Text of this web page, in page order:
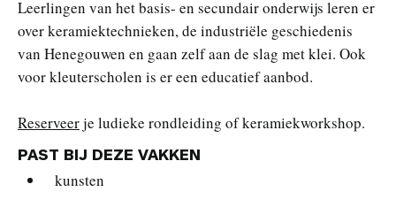
Leerlingen van het basis- en secundair onderwijs leren er
over keramiektechnieken, de industriële geschiedenis
van Henegouwen en gaan zelf aan de slag met klei. Ook
voor kleuterscholen is er een educatief aanbod.
Reserveerje ludieke rondleiding of keramiekworkshop.
PAST BIJ DEZE VAKKEN
kunsten